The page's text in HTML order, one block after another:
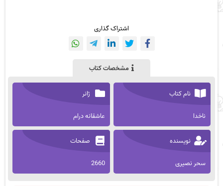
اشتراک گذاری
مشخصات کتاب
نام کتاب
ناخدا
ژانر
عاشقانه درام
نویسنده
سحر نصیری
صفحات
2660